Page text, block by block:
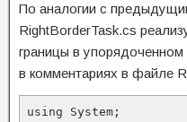
По аналогии с
RightBorderTask.cs
границы в
в комментариях в файле
using System;